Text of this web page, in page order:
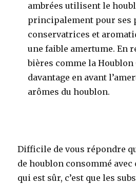
ambrées utilisent le
principalement pour ses
conservatrices et
une faible amertume. En
bières comme la
davantage en avant
arômes du houblon.
Difficile de vous répondre
de houblon consommé avec
qui est sûr, c’est que les